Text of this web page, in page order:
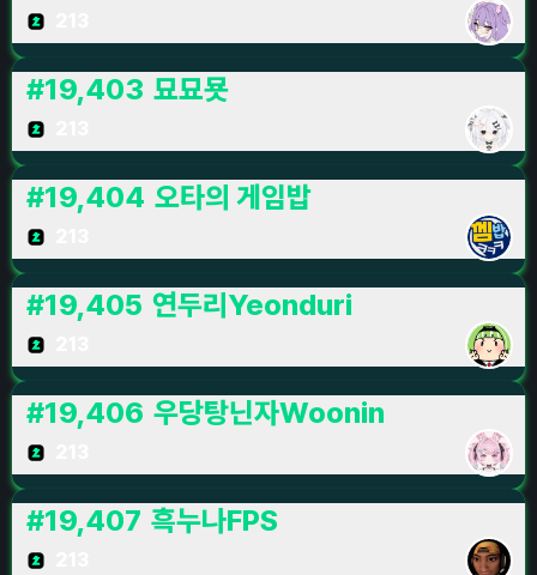
#19,403 묘묘묫
#19,404 오타의 게임밥
#19,405 연두리Yeonduri
#19,406 우당탕닌자Woonin
#19,407 흑누나FPS